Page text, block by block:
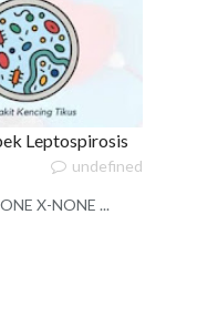
Leptospirosis
undefined
X-NONE ...